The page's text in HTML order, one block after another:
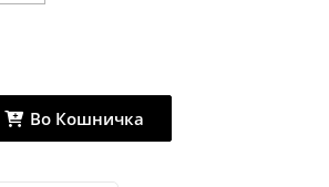
Во Кошничка